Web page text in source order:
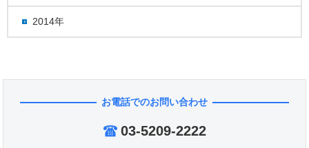
2014年
お電話でのお問い合わせ
03-5209-2222